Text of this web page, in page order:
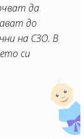
да
до
на СЗО. В
си